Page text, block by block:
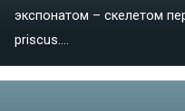
экспонатом – скелетом
priscus....